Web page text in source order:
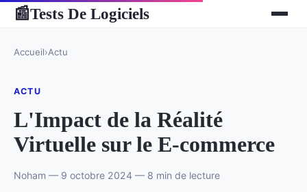
📰Tests De Logiciels
Accueil›Actu
ACTU
L'Impact de la Réalité
Virtuelle sur le E-commerce
Noham — 9 octobre 2024 — 8 min de lecture